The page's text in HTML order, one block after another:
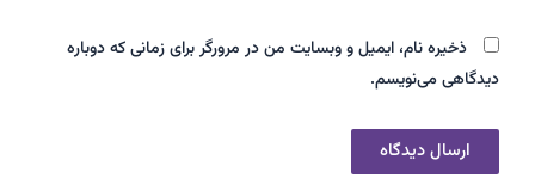
ذخیره نام، ایمیل و وبسایت من در مرورگر برای زمانی که دوباره
دیدگاهی می‌نویسم.